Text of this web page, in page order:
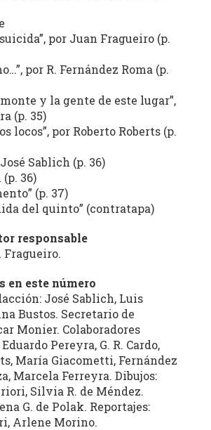
por Juan Fragueiro (p.
por R. Fernández Roma (p.
y la gente de este lugar”,
(p. 35)
locos”, por Roberto Roberts (p.
Sablich (p. 36)
36)
(p. 37)
del quinto” (contratapa)
responsable
Fragueiro.
en este número
José Sablich, Luis
Bustos. Secretario de
Monier. Colaboradores
Pereyra, G. R. Cardo,
María Giacometti, Fernández
Marcela Ferreyra. Dibujos:
Silvia R. de Méndez.
G. de Polak. Reportajes:
Arlene Morino.